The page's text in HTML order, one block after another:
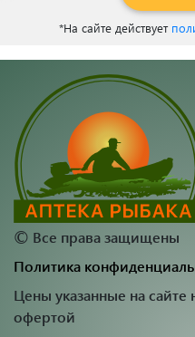
*На сайте действует
© Все права защищены
Политика
Цены указанные на
офертой